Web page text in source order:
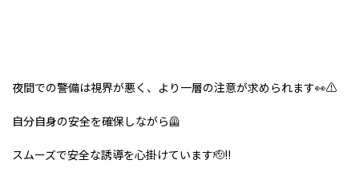
夜間での警備は視界が悪く、より一層の注意が求められます👀⚠️
自分自身の安全を確保しながら🦺
スムーズで安全な誘導を心掛けています🫡‼️